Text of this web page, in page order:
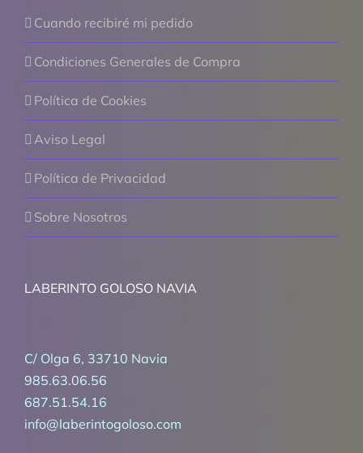
Cuando recibiré mi pedido
Condiciones Generales de Compra
Política de Cookies
Aviso Legal
Política de Privacidad
Sobre Nosotros
LABERINTO GOLOSO NAVIA
C/ Olga 6, 33710 Navia
985.63.06.56
687.51.54.16
info@laberintogoloso.com